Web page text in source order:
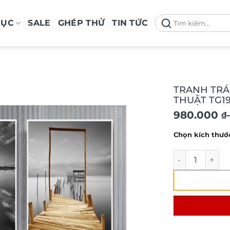
SALE GHÉP THỬ TIN TỨC
Tìm
kiếm:
TRANH
THUẬT
980.000 ₫
Khoảng
giá:
980.000 ₫
2.100.000
Chọn kích
TRANH